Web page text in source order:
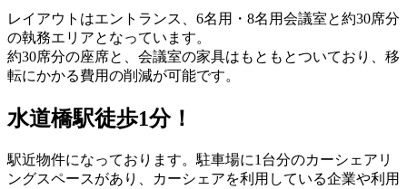
レイアウトはエントランス、6名用・8名用会議室と約30席分
の執務エリアとなっています。
約30席分の座席と、会議室の家具はもともとついており、移
転にかかる費用の削減が可能です。
水道橋駅徒歩1分！
駅近物件になっております。駐車場に1台分のカーシェアリ
ングスペースがあり、カーシェアを利用している企業や利用